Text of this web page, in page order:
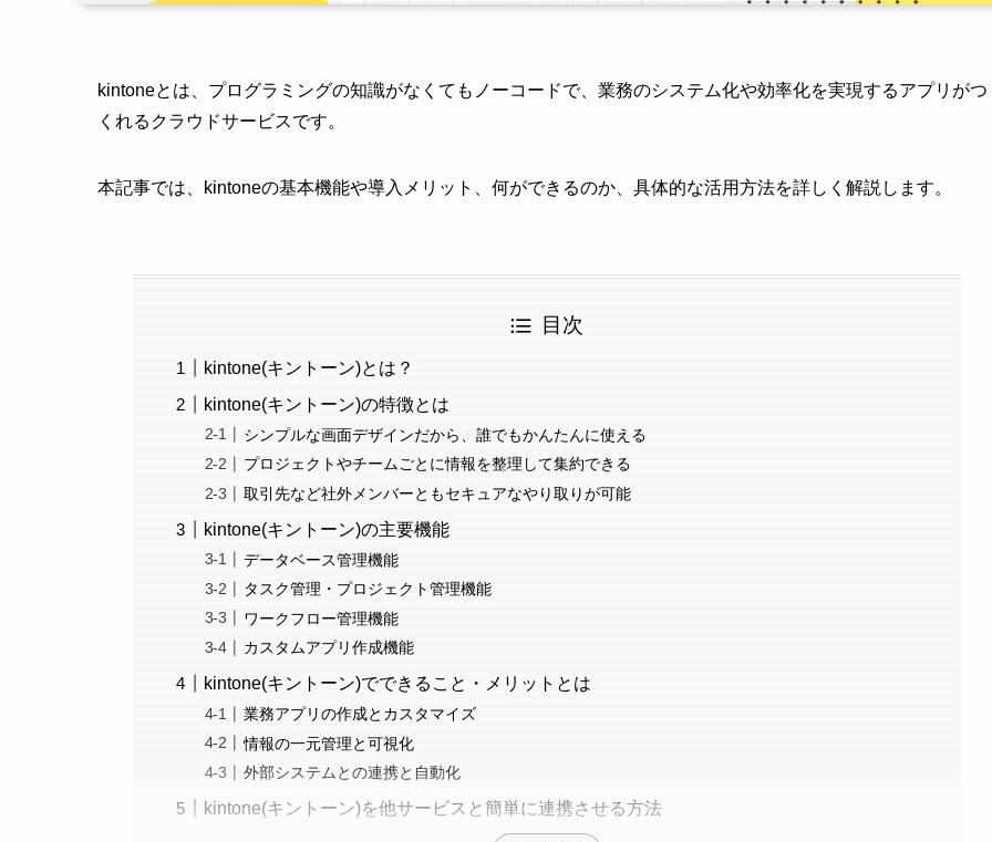
kintoneとは、プログラミングの知識がなくてもノーコードで、業務のシステム化や効率化を実現するアプリがつ
くれるクラウドサービスです。
本記事では、kintoneの基本機能や導入メリット、何ができるのか、具体的な活用方法を詳しく解説します。
目次
kintone(キントーン)とは？
kintone(キントーン)の特徴とは
シンプルな画面デザインだから、誰でもかんたんに使える
プロジェクトやチームごとに情報を整理して集約できる
取引先など社外メンバーともセキュアなやり取りが可能
kintone(キントーン)の主要機能
データベース管理機能
タスク管理・プロジェクト管理機能
ワークフロー管理機能
カスタムアプリ作成機能
kintone(キントーン)でできること・メリットとは
業務アプリの作成とカスタマイズ
情報の一元管理と可視化
外部システムとの連携と自動化
kintone(キントーン)を他サービスと簡単に連携させる方法